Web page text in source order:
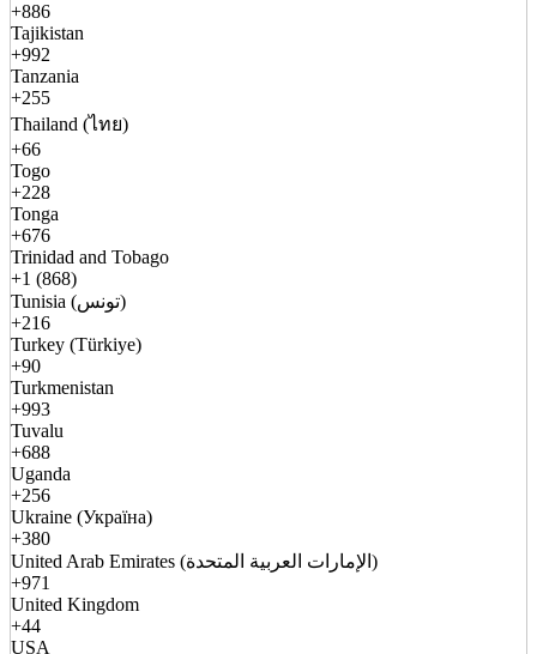
+886
Tajikistan
+992
Tanzania
+255
Thailand (ไทย)
+66
Togo
+228
Tonga
+676
Trinidad and Tobago
+1 (868)
Tunisia (تونس)
+216
Turkey (Türkiye)
+90
Turkmenistan
+993
Tuvalu
+688
Uganda
+256
Ukraine (Україна)
+380
United Arab Emirates (الإمارات العربية المتحدة)
+971
United Kingdom
+44
USA